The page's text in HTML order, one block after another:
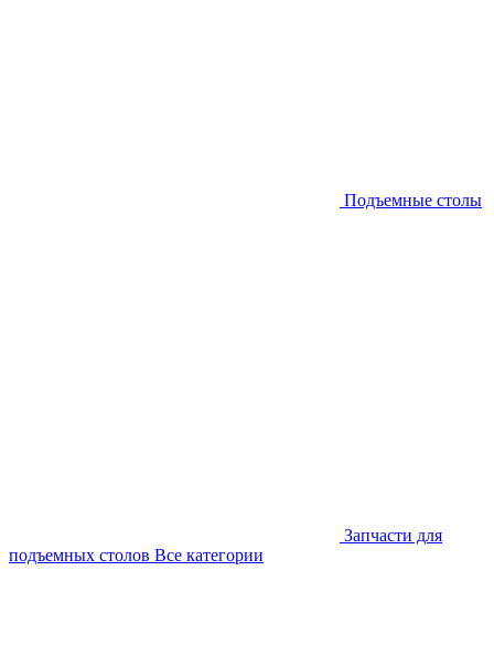
Подъемные столы
Запчасти для
подъемных столов Все категории